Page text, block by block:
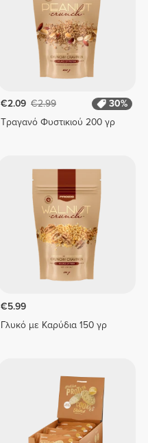
€2.09 €2.99
30%
Τραγανό Φυστικιού 200 γρ
€5.99
Γλυκό με Καρύδια 150 γρ